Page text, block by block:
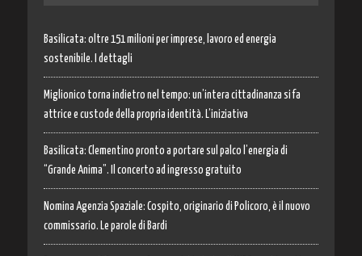
Basilicata: oltre 151 milioni per imprese, lavoro ed energia
sostenibile. I dettagli
Miglionico torna indietro nel tempo: un’intera cittadinanza si fa
attrice e custode della propria identità. L’iniziativa
Basilicata: Clementino pronto a portare sul palco l’energia di
“Grande Anima”. Il concerto ad ingresso gratuito
Nomina Agenzia Spaziale: Cospito, originario di Policoro, è il nuovo
commissario. Le parole di Bardi